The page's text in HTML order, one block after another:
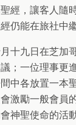
經，讓客人隨
仍能在旅社中
九日在芝加哥
；一位理事更
中各放置一本
激勵一般會員
神聖使命的活